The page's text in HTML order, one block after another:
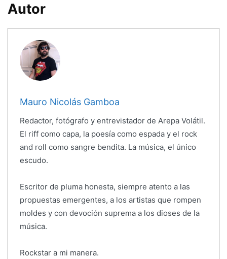
Autor
Mauro Nicolás Gamboa
Redactor, fotógrafo y entrevistador de Arepa Volátil.
El riff como capa, la poesía como espada y el rock
and roll como sangre bendita. La música, el único
escudo.
Escritor de pluma honesta, siempre atento a las
propuestas emergentes, a los artistas que rompen
moldes y con devoción suprema a los dioses de la
música.
Rockstar a mi manera.